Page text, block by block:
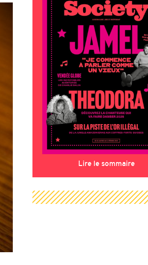
Lire le sommaire